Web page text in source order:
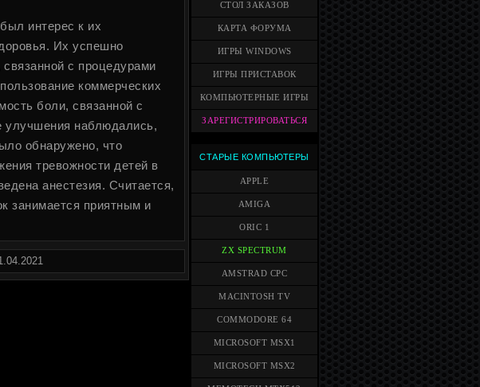
интерес к их
Их успешно
с процедурами
коммерческих
боли, связанной с
улучшения наблюдались,
обнаружено, что
тревожности детей в
анестезия. Считается,
занимается приятным и
СТОЛ ЗАКАЗОВ
КАРТА ФОРУМА
ИГРЫ WINDOWS
ИГРЫ ПРИСТАВОК
КОМПЬЮТЕРНЫЕ ИГРЫ
ЗАРЕГИСТРИРОВАТЬСЯ
СТАРЫЕ КОМПЬЮТЕРЫ
APPLE
AMIGA
ORIC 1
ZX SPECTRUM
AMSTRAD CPC
MACINTOSH TV
COMMODORE 64
MICROSOFT MSX1
MICROSOFT MSX2